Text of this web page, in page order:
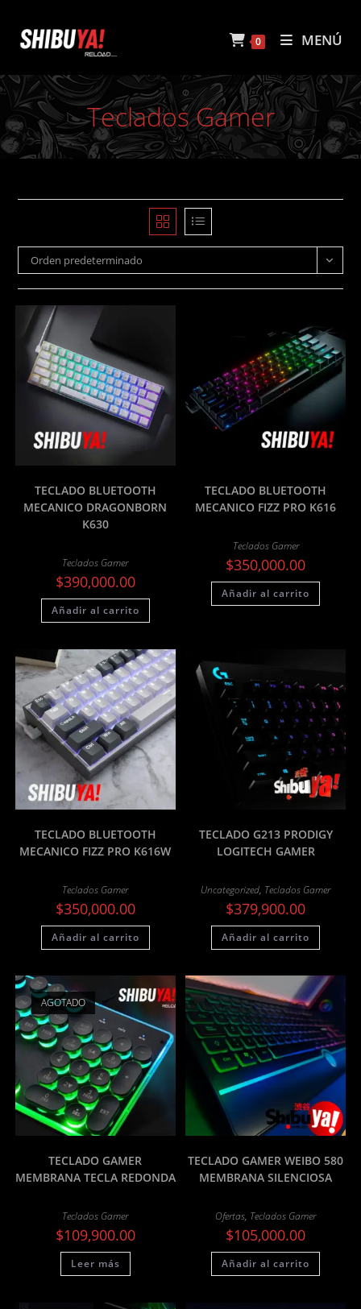
contenido
0 MENÚ
Teclados Gamer
Orden predeterminado
TECLADO BLUETOOTH
MECANICO DRAGONBORN
K630
Teclados Gamer
$390,000.00
Añadir al carrito
TECLADO BLUETOOTH
MECANICO FIZZ PRO K616
Teclados Gamer
$350,000.00
Añadir al carrito
TECLADO BLUETOOTH
MECANICO FIZZ PRO K616W
Teclados Gamer
$350,000.00
Añadir al carrito
TECLADO G213 PRODIGY
LOGITECH GAMER
Uncategorized, Teclados Gamer
$379,900.00
Añadir al carrito
AGOTADO
TECLADO GAMER
MEMBRANA TECLA REDONDA
Teclados Gamer
$109,900.00
Leer más
TECLADO GAMER WEIBO 580
MEMBRANA SILENCIOSA
Ofertas, Teclados Gamer
$105,000.00
Añadir al carrito